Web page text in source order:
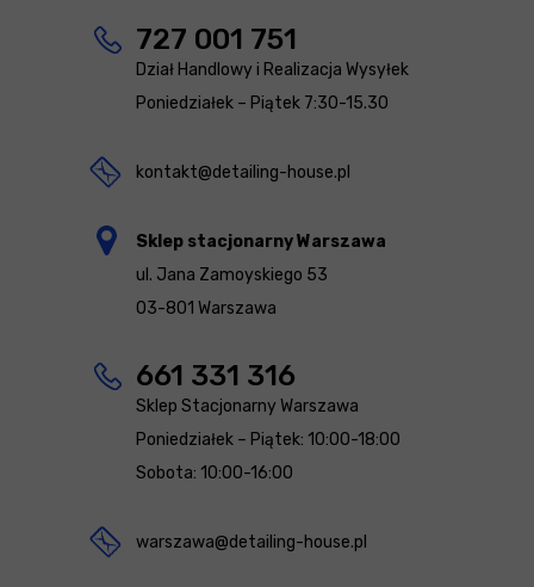
727 001 751
Dział Handlowy i Realizacja Wysyłek
Poniedziałek – Piątek 7:30-15.30
kontakt@detailing-house.pl
Sklep stacjonarny Warszawa
ul. Jana Zamoyskiego 53
03-801 Warszawa
661 331 316
Sklep Stacjonarny Warszawa
Poniedziałek – Piątek: 10:00-18:00
Sobota: 10:00-16:00
warszawa@detailing-house.pl